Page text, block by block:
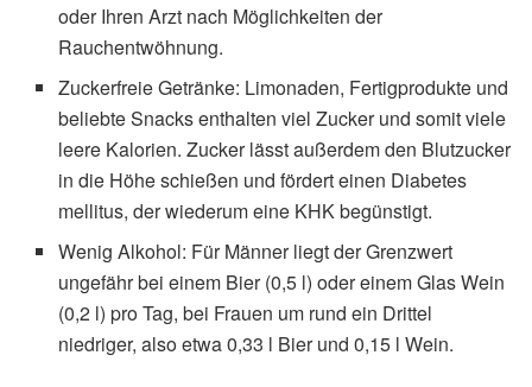
oder Ihren Arzt nach Möglichkeiten der
Rauchentwöhnung.
Zuckerfreie Getränke: Limonaden, Fertigprodukte und
beliebte Snacks enthalten viel Zucker und somit viele
leere Kalorien. Zucker lässt außerdem den Blutzucker
in die Höhe schießen und fördert einen Diabetes
mellitus, der wiederum eine KHK begünstigt.
Wenig Alkohol: Für Männer liegt der Grenzwert
ungefähr bei einem Bier (0,5 l) oder einem Glas Wein
(0,2 l) pro Tag, bei Frauen um rund ein Drittel
niedriger, also etwa 0,33 l Bier und 0,15 l Wein.